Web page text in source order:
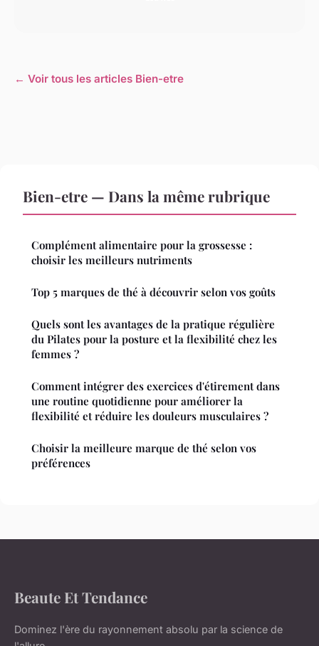
← Voir tous les articles Bien-etre
Bien-etre — Dans la même rubrique
Complément alimentaire pour la grossesse :
choisir les meilleurs nutriments
Top 5 marques de thé à découvrir selon vos goûts
Quels sont les avantages de la pratique régulière
du Pilates pour la posture et la flexibilité chez les
femmes ?
Comment intégrer des exercices d'étirement dans
une routine quotidienne pour améliorer la
flexibilité et réduire les douleurs musculaires ?
Choisir la meilleure marque de thé selon vos
préférences
Beaute Et Tendance
Dominez l'ère du rayonnement absolu par la science de